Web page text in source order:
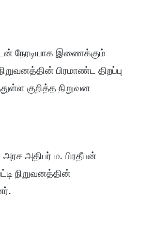
நேரடியாக இணைக்கும்
பிரமாண்ட திறப்பு
குறித்த நிறுவன
அதிபர் ம. பிரதீபன்
நிறுவனத்தின்